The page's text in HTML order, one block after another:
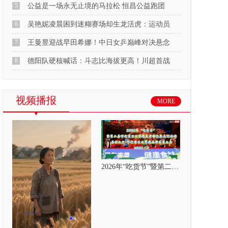
5 公益是一场永无止境的马拉松 恒昌公益跑团
6 吴艳妮凌晨困到迷糊赛场却生龙活虎：运动员
7 王曼昱迎战早田希娜！中日女乒巅峰对决悬念
8 德阳队硬核喊话：斗志比海拔更高！川超首战
视频播报 MORE
2026年“吃货节”暨第二届呼伦贝尔大草